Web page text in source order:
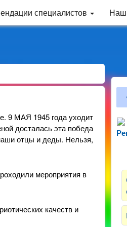
специалистов
9 МАЯ 1945 года уходит
досталась эта победа
отцы и деды. Нельзя,
мероприятия в
качеств и